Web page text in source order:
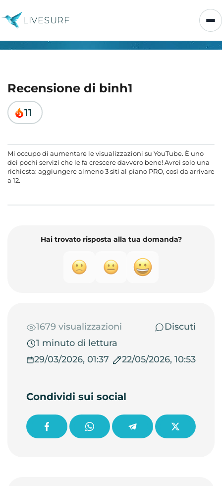
LIVESURF
Recensione di binh1
11
Mi occupo di aumentare le visualizzazioni su YouTube. È uno
dei pochi servizi che le fa crescere davvero bene! Avrei solo una
richiesta: aggiungere almeno 3 siti al piano PRO, così da arrivare
a 12.
Hai trovato risposta alla tua domanda?
1679 visualizzazioni
Discuti
1 minuto di lettura
29/03/2026, 01:37
22/05/2026, 10:53
Condividi sui social